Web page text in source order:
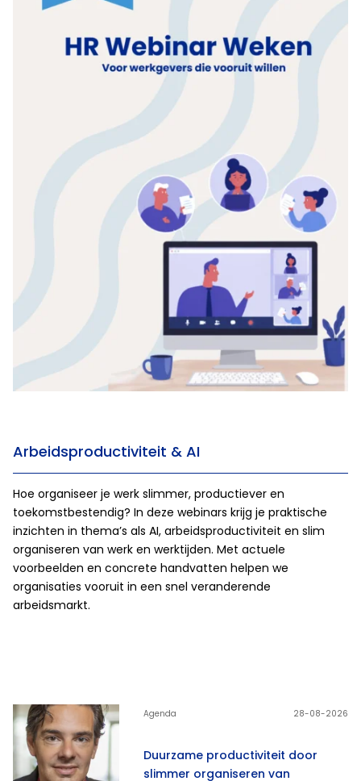
Arbeidsproductiviteit & AI
Hoe organiseer je werk slimmer, productiever en
toekomstbestendig? In deze webinars krijg je praktische
inzichten in thema’s als AI, arbeidsproductiviteit en slim
organiseren van werk en werktijden. Met actuele
voorbeelden en concrete handvatten helpen we
organisaties vooruit in een snel veranderende
arbeidsmarkt.
Duurzame productiviteit door
slimmer organiseren van
Agenda 28-08-2026